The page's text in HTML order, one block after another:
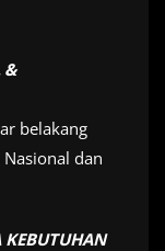
&
belakang
dan
KEBUTUHAN